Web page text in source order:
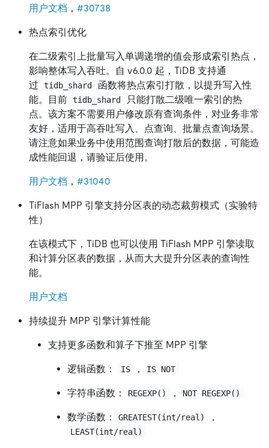
用户文档 ， #30738
热点索引优化
在二级索引上批量写入单调递增的值会形成索引热点，
影响整体写入吞吐。自 v6.0.0 起，TiDB 支持通
过
tidb_shard
函数将热点索引打散，以提升写入性
能。目前 tidb_shard
只能打散二级唯一索引的热
点。该方案不需要用户修改原有查询条件，对业务非常
友好，适用于高吞吐写入、点查询、批量点查询场景。
请注意如果业务中使用范围查询打散后的数据，可能造
成性能回退，请验证后使用。
用户文档 ， #31040
TiFlash MPP 引擎支持分区表的动态裁剪模式（实验特
性）
在该模式下，TiDB 也可以使用 TiFlash MPP 引擎读取
和计算分区表的数据，从而大大提升分区表的查询性
能。
用户文档
持续提升 MPP 引擎计算性能
支持更多函数和算子下推至 MPP 引擎
逻辑函数： IS ， IS NOT
字符串函数： REGEXP() ， NOT REGEXP()
数学函数： GREATEST(int/real) ，
LEAST(int/real)